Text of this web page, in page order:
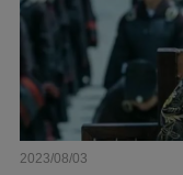
2023/08/03